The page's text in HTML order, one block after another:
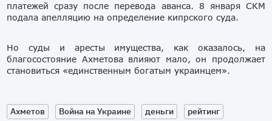
платежей сразу после перевода аванса. 8 января СКМ
подала апелляцию на определение кипрского суда.
Но суды и аресты имущества, как оказалось, на
благосостояние Ахметова влияют мало, он продолжает
становиться «единственным богатым украинцем».
Ахметов Война на Украине деньги рейтинг